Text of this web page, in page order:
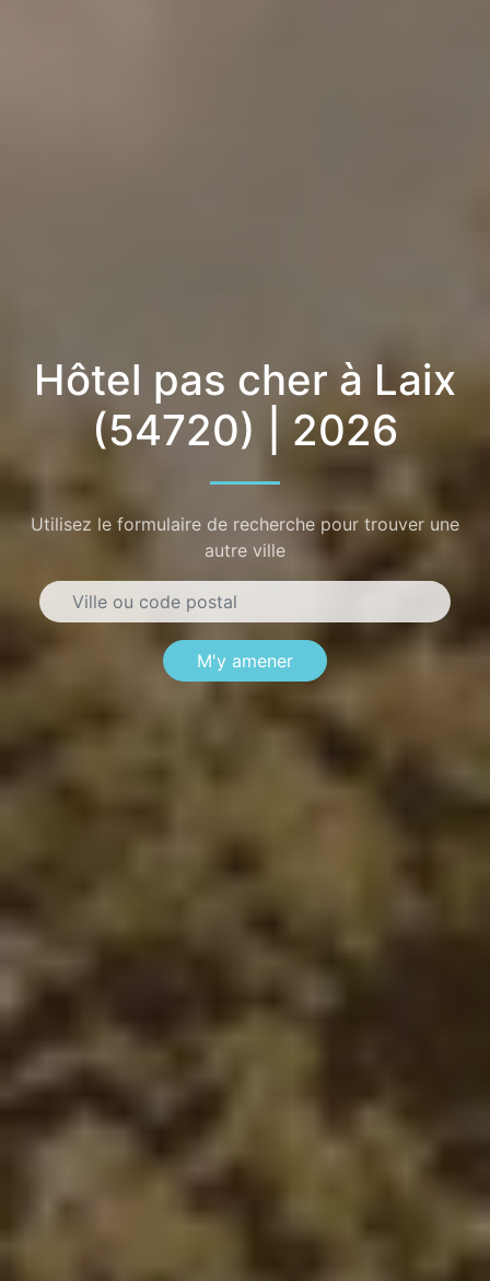
Hôtel pas cher à Laix
(54720) | 2026
Utilisez le formulaire de recherche pour trouver une
autre ville
M'y amener